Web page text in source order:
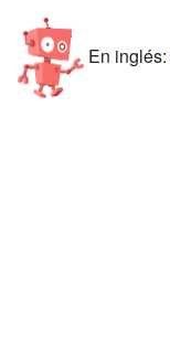
En inglés: